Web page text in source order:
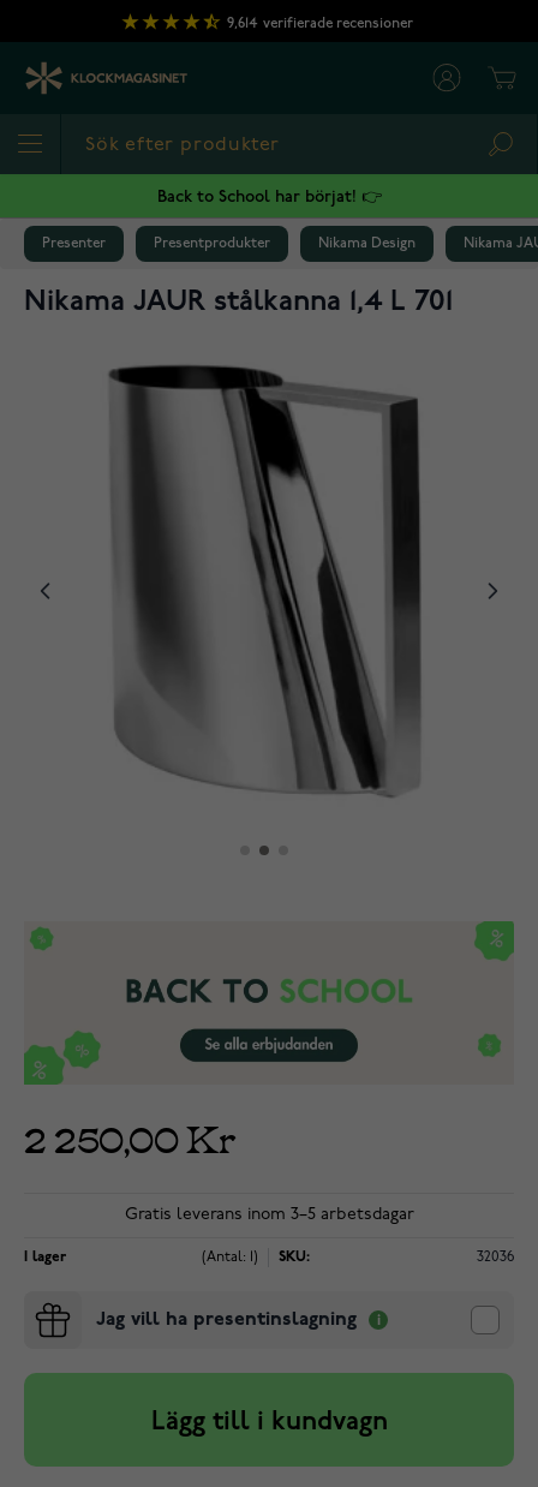
Hoppa till innehållet
9,614 verifierade recensioner
Back to School har börjat! 👉
Presenter Presentprodukter Nikama Design Nikama
Nikama JAUR stålkanna 1,4 L 701
2 250,00 Kr
Gratis leverans inom 3–5 arbetsdagar
I lager (Antal: 1) SKU: 32036
Jag vill ha presentinslagning
Lägg till i kundvagn